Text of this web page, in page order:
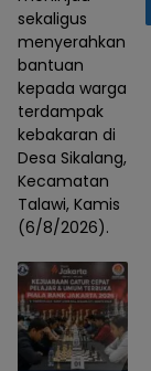
sekaligus
menyerahkan
bantuan
kepada warga
terdampak
kebakaran di
Desa Sikalang,
Kecamatan
Talawi, Kamis
(6/8/2026).